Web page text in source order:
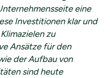
eine
Investitionen klar und
zu
Ansätze für den
der Aufbau von
sind heute